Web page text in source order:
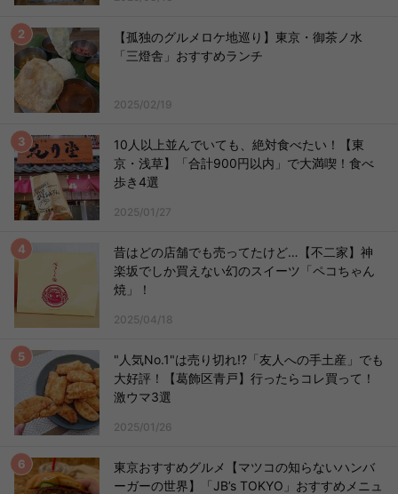
【孤独のグルメロケ地巡り】東京・御茶ノ水
「三燈舎」おすすめランチ
2025/02/19
10人以上並んでいても、絶対食べたい！【東
京・浅草】「合計900円以内」で大満喫！食べ
歩き4選
2025/01/27
昔はどの店舗でも売ってたけど…【不二家】神
楽坂でしか買えない幻のスイーツ「ペコちゃん
焼」！
2025/04/18
"人気No.1"は売り切れ!?「友人への手土産」でも
大好評！【葛飾区青戸】行ったらコレ買って！
激ウマ3選
2025/01/26
東京おすすめグルメ【マツコの知らないハンバ
ーガーの世界】「JB’s TOKYO」おすすめメニュ